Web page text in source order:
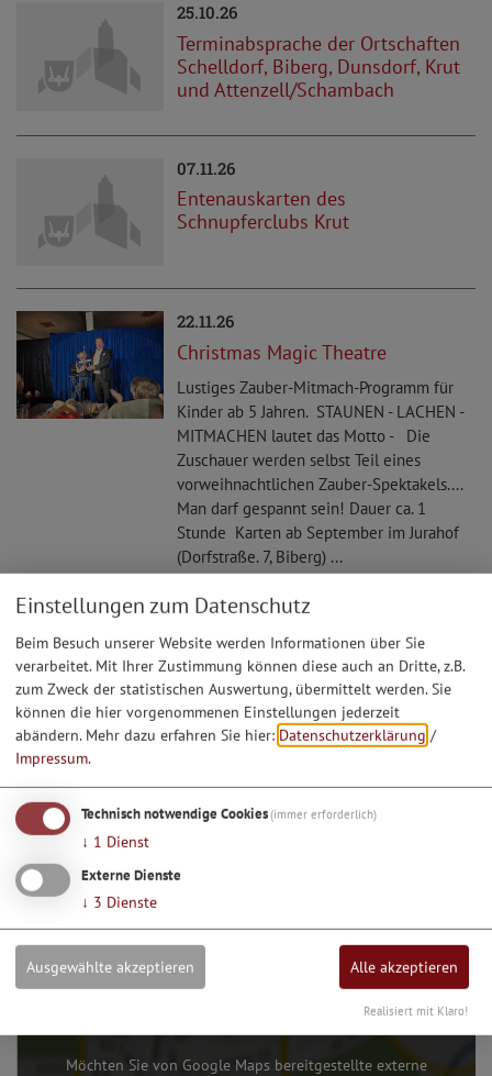
25.10.26
Terminabsprache der Ortschaften
Schelldorf, Biberg, Dunsdorf, Krut
und Attenzell/Schambach
07.11.26
Entenauskarten des
Schnupferclubs Krut
22.11.26
Christmas Magic Theatre
Lustiges Zauber-Mitmach-Programm für
Kinder ab 5 Jahren. STAUNEN - LACHEN -
MITMACHEN lautet das Motto - Die
Zuschauer werden selbst Teil eines
vorweihnachtlichen Zauber-Spektakels....
Man darf gespannt sein! Dauer ca. 1
Stunde Karten ab September im Jurahof
(Dorfstraße. 7, Biberg) ...
05.12.26
Weihnachtsfeier des SC Steinberg
1 2 3
Dieser Betrieb auch hier:
Essen & Trinken
Möchten Sie von Google Maps bereitgestellte externe
Einstellungen zum Datenschutz
Beim Besuch unserer Website werden Informationen über Sie
verarbeitet. Mit Ihrer Zustimmung können diese auch an Dritte, z.B.
zum Zweck der statistischen Auswertung, übermittelt werden. Sie
können die hier vorgenommenen Einstellungen jederzeit
abändern. Mehr dazu erfahren Sie hier: Datenschutzerklärung /
Impressum.
Technisch notwendige Cookies(immer erforderlich)
↓ 1 Dienst
Externe Dienste
↓ 3 Dienste
Ausgewählte akzeptieren Alle akzeptieren
Realisiert mit Klaro!